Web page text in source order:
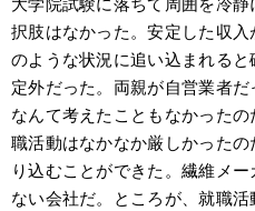
択肢はなかった。安定した収
のような状況に追い込まれる
定外だった。両親が自営業者
なんて考えたこともなかった
職活動はなかなか厳しかった
り込むことができた。繊維メ
ない会社だ。ところが、就職